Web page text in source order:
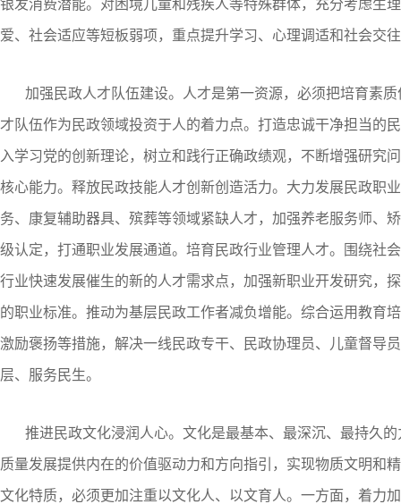
银发消费潜能。对困境儿童和残疾人等特殊群体，充分考虑生
爱、社会适应等短板弱项，重点提升学习、心理调适和社会交
加强民政人才队伍建设。人才是第一资源，必须把培育素
才队伍作为民政领域投资于人的着力点。打造忠诚干净担当的
入学习党的创新理论，树立和践行正确政绩观，不断增强研究
核心能力。释放民政技能人才创新创造活力。大力发展民政职
务、康复辅助器具、殡葬等领域紧缺人才，加强养老服务师、
级认定，打通职业发展通道。培育民政行业管理人才。围绕社
行业快速发展催生的新的人才需求点，加强新职业开发研究，
的职业标准。推动为基层民政工作者减负增能。综合运用教育
激励褒扬等措施，解决一线民政专干、民政协理员、儿童督导
层、服务民生。
推进民政文化浸润人心。文化是最基本、最深沉、最持久
质量发展提供内在的价值驱动力和方向指引，实现物质文明和
文化特质，必须更加注重以文化人、以文育人。一方面，着力